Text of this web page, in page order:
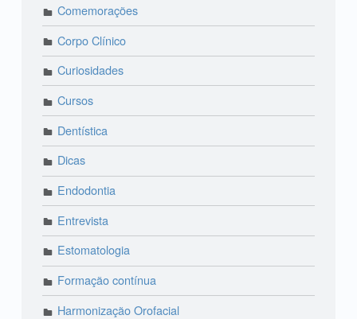
Comemorações
Corpo Clínico
Curiosidades
Cursos
Dentística
Dicas
Endodontia
Entrevista
Estomatologia
Formação contínua
Harmonização Orofacial